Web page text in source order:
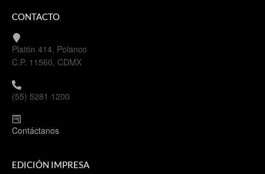
CONTACTO
Platón 414, Polanco
C.P. 11560, CDMX
(55) 5281 1200
Contáctanos
EDICIÓN IMPRESA